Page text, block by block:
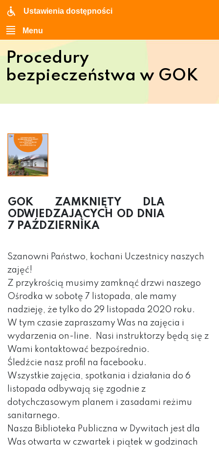
Ustawienia dostępności
Menu
Procedury
bezpieczeństwa w GOK
GOK ZAMKNIĘTY DLA
ODWIEDZAJĄCYCH OD DNIA
7 PAŹDZIERNIKA
Szanowni Państwo, kochani Uczestnicy naszych
zajęć!
Z przykrością musimy zamknąć drzwi naszego
Ośrodka w sobotę 7 listopada, ale mamy
nadzieję, że tylko do 29 listopada 2020 roku.
W tym czasie zapraszamy Was na zajęcia i
wydarzenia on-line. Nasi instruktorzy będą się z
Wami kontaktować bezpośrednio.
Śledźcie nasz profil na facebooku.
Wszystkie zajęcia, spotkania i działania do 6
listopada odbywają się zgodnie z
dotychczasowym planem i zasadami reżimu
sanitarnego.
Nasza Biblioteka Publiczna w Dywitach jest dla
Was otwarta w czwartek i piątek w godzinach